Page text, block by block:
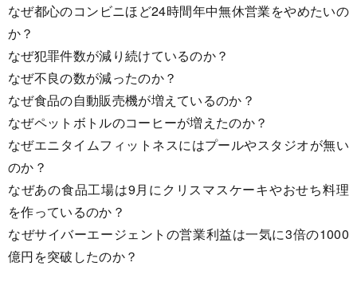
なぜ都心のコンビニほど24時間年中無休営業をやめたいの
か？
なぜ犯罪件数が減り続けているのか？
なぜ不良の数が減ったのか？
なぜ食品の自動販売機が増えているのか？
なぜペットボトルのコーヒーが増えたのか？
なぜエニタイムフィットネスにはプールやスタジオが無い
のか？
なぜあの食品工場は9月にクリスマスケーキやおせち料理
を作っているのか？
なぜサイバーエージェントの営業利益は一気に3倍の1000
億円を突破したのか？